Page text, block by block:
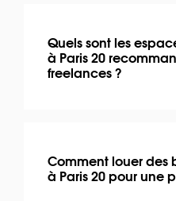
Quels sont les
à Paris 20
freelances ?
Comment louer des
à Paris 20 pour une